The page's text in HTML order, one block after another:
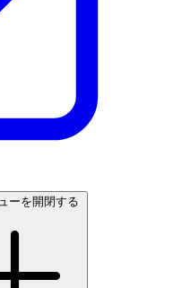
ーを開閉する